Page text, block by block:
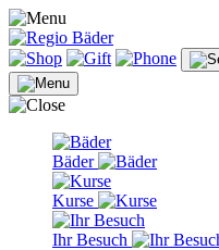
Bäder
Kurse
Ihr Besuch